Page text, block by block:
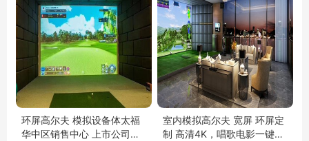
环屏高尔夫 模拟设备体太福
华中区销售中心 上市公司接
室内模拟高尔夫 宽屏 环屏定
制 高清4K，唱歌电影一键切